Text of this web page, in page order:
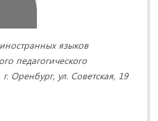
языков
педагогического
Оренбург, ул. Советская, 19